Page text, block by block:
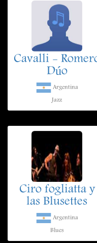
Cavalli -
Dúo
Argentina
Jazz
Ciro fogliatta y
las Blusettes
Argentina
Blues